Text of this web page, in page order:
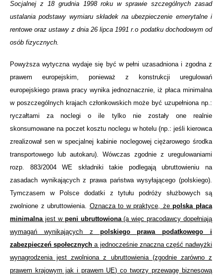
Socjalnej z 18 grudnia 1998 roku w sprawie szczególnych zasad
ustalania podstawy wymiaru składek na ubezpieczenie emerytalne i
rentowe oraz ustawy z dnia 26 lipca 1991 r.o podatku dochodowym od
osób fizycznych.
Powyższa wytyczna wydaje się być w pełni uzasadniona i zgodna z
prawem europejskim, ponieważ z konstrukcji uregulowań
europejskiego prawa pracy wynika jednoznacznie, iż płaca minimalna
w poszczególnych krajach członkowskich może być uzupełniona np.:
ryczałtami za noclegi o ile tylko nie zostały one realnie
skonsumowane na poczet kosztu noclegu w hotelu (np.: jeśli kierowca
zrealizował sen w specjalnej kabinie noclegowej ciężarowego środka
transportowego lub autokaru). Wówczas zgodnie z uregulowaniami
rozp.
883/2004 WE składniki takie podlegają ubruttowieniu na
zasadach wynikających z prawa państwa wysyłającego (polskiego).
Tymczasem w Polsce dodatki z tytułu podróży służbowych są
zwolnione z ubruttowienia. Oznacza to w praktyce, żepolska płaca
minimalna jest w peni ubruttowiona(a więc pracodawcy dopełniają
wymagań wynikających z polskiego prawa podatkowego i
zabezpieczeń społecznych a jednocześnie znaczna część nadwyżki
wynagrodzenia jest zwolniona z ubruttowienia (zgodnie zarówno z
prawem krajowym jak i prawem UE) co tworzy przewagę biznesową